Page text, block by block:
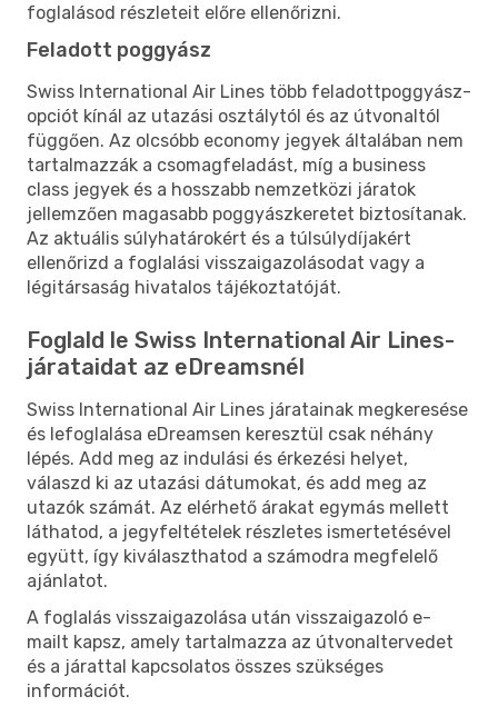
foglalásod részleteit előre ellenőrizni.
Feladott poggyász
Swiss International Air Lines több feladottpoggyász-
opciót kínál az utazási osztálytól és az útvonaltól
függően. Az olcsóbb economy jegyek általában nem
tartalmazzák a csomagfeladást, míg a business
class jegyek és a hosszabb nemzetközi járatok
jellemzően magasabb poggyászkeretet biztosítanak.
Az aktuális súlyhatárokért és a túlsúlydíjakért
ellenőrizd a foglalási visszaigazolásodat vagy a
légitársaság hivatalos tájékoztatóját.
Foglald le Swiss International Air Lines-
járataidat az eDreamsnél
Swiss International Air Lines járatainak megkeresése
és lefoglalása eDreamsen keresztül csak néhány
lépés. Add meg az indulási és érkezési helyet,
válaszd ki az utazási dátumokat, és add meg az
utazók számát. Az elérhető árakat egymás mellett
láthatod, a jegyfeltételek részletes ismertetésével
együtt, így kiválaszthatod a számodra megfelelő
ajánlatot.
A foglalás visszaigazolása után visszaigazoló e-
mailt kapsz, amely tartalmazza az útvonaltervedet
és a járattal kapcsolatos összes szükséges
információt.